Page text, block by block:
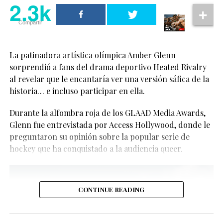
Ver esta publicación en Instagram
sobre un posible spin-off han comenzado a tomar
fuerza.
El fenómeno deHeated Rivalry
2.3k
Compartir
La patinadora artística olímpica Amber Glenn
sorprendió a fans del drama deportivo Heated Rivalry
al revelar que le encantaría ver una versión sáfica de la
historia… e incluso participar en ella.
Durante la alfombra roja de los GLAAD Media Awards,
Glenn fue entrevistada por Access Hollywood, donde le
preguntaron su opinión sobre la popular serie de
hockey que ha conquistado a la audiencia queer.
CONTINUE READING